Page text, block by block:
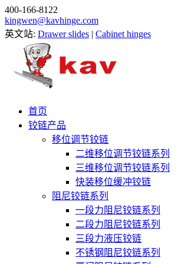
400-166-8122
kingwen@kavhinge.com
英文站: Drawer slides | Cabinet hinges
首页
铰链产品
移位调节铰链
二维移位调节铰链系列
三维移位调节铰链系列
快装移位缓冲铰链
阻尼铰链系列
一段力阻尼铰链系列
二段力阻尼铰链系列
三段力液压铰链
不锈钢阻尼铰链系列